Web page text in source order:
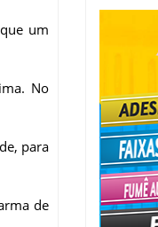
um
No
para
de